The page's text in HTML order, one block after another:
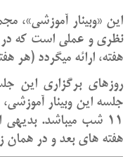
هفته، ارائه میگردد (هر هفته
روزهای برگزاری این
11 شب میباشد.
هفته های بعد و در همان